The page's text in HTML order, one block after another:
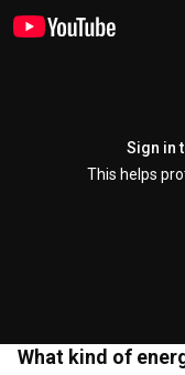
Sign in
This helps
What kind of